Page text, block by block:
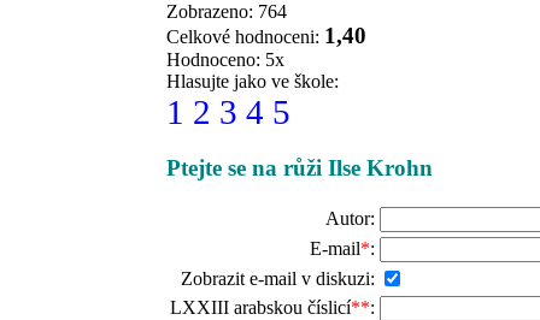
Zobrazeno: 764
Celkové hodnoceni: 1,40
Hodnoceno: 5x
Hlasujte jako ve škole:
1 2 3 4 5
Ptejte se na růži Ilse Krohn
Autor:
E-mail*:
Zobrazit e-mail v diskuzi:
LXXIII arabskou číslicí**: